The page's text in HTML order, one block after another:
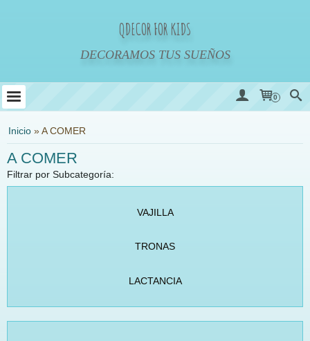
QDECOR FOR KIDS
DECORAMOS TUS SUEÑOS
0
Inicio »A COMER
A COMER
Filtrar por Subcategoría:
VAJILLA
TRONAS
LACTANCIA